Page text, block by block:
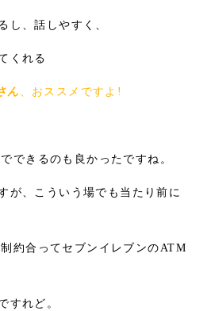
し、話しやすく、
くれる
ん、おススメですよ!
できるのも良かったですね。
が、こういう場でも当たり前に
約合ってセブンイレブンのATM
すれど。